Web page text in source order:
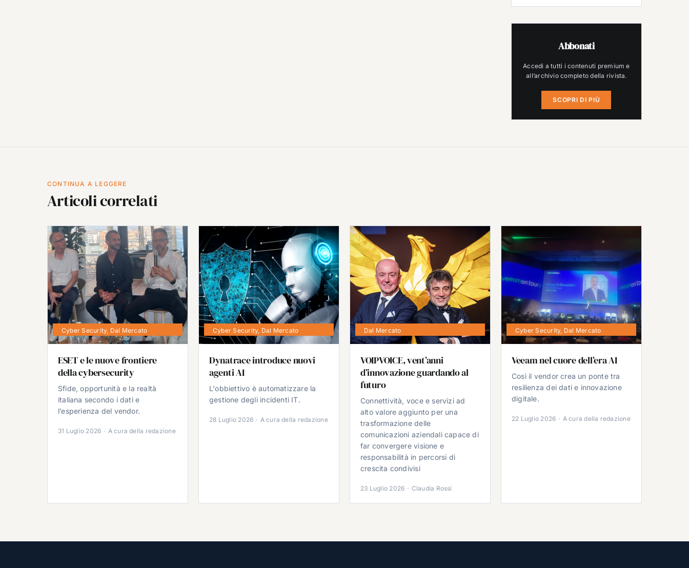
Abbonati
Accedi a tutti i contenuti premium e
all’archivio completo della rivista.
SCOPRI DI PIÙ
CONTINUA A LEGGERE
Articoli correlati
Cyber Security, Dal Mercato
ESET e le nuove frontiere
della cybersecurity
Sfide, opportunità e la realtà
italiana secondo i dati e
l’esperienza del vendor.
31 Luglio 2026 · A cura della redazione
Cyber Security, Dal Mercato
Dynatrace introduce nuovi
agenti AI
L'obbiettivo è automatizzare la
gestione degli incidenti IT.
28 Luglio 2026 · A cura della redazione
Dal Mercato
VOIPVOICE, vent’anni
d’innovazione guardando al
futuro
Connettività, voce e servizi ad
alto valore aggiunto per una
trasformazione delle
comunicazioni aziendali capace di
far convergere visione e
responsabilità in percorsi di
crescita condivisi
23 Luglio 2026 · Claudia Rossi
Cyber Security, Dal Mercato
Veeam nel cuore dell’era AI
Così il vendor crea un ponte tra
resilienza dei dati e innovazione
digitale.
22 Luglio 2026 · A cura della redazione